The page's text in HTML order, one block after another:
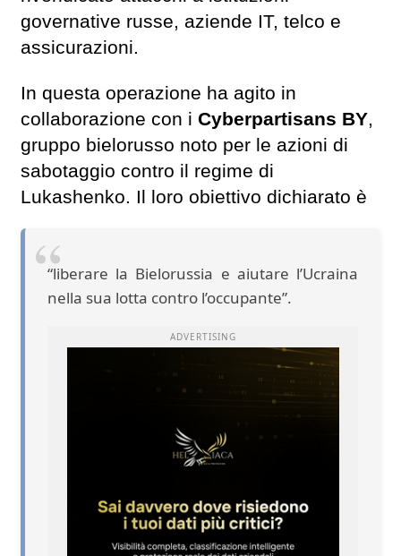
governative russe, aziende IT, telco e
assicurazioni.
In questa operazione ha agito in
collaborazione con i Cyberpartisans BY,
gruppo bielorusso noto per le azioni di
sabotaggio contro il regime di
Lukashenko. Il loro obiettivo dichiarato è
“liberare la Bielorussia e aiutare l’Ucraina
nella sua lotta contro l’occupante”.
ADVERTISING